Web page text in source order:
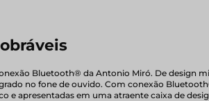
Bluetooth® da Antonio Miró. De design
no fone de ouvido. Com conexão
e apresentadas em uma atraente caixa de